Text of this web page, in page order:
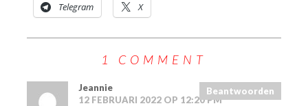
Telegram X
1 COMMENT
Jeannie
12 FEBRUARI 2022 OP 12:20 PM
Beantwoorden